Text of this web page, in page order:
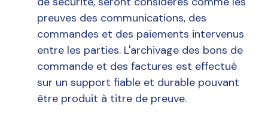
preuves des communications, des
commandes et des paiements intervenus
entre les parties. L'archivage des bons de
commande et des factures est effectué
sur un support fiable et durable pouvant
être produit à titre de preuve.